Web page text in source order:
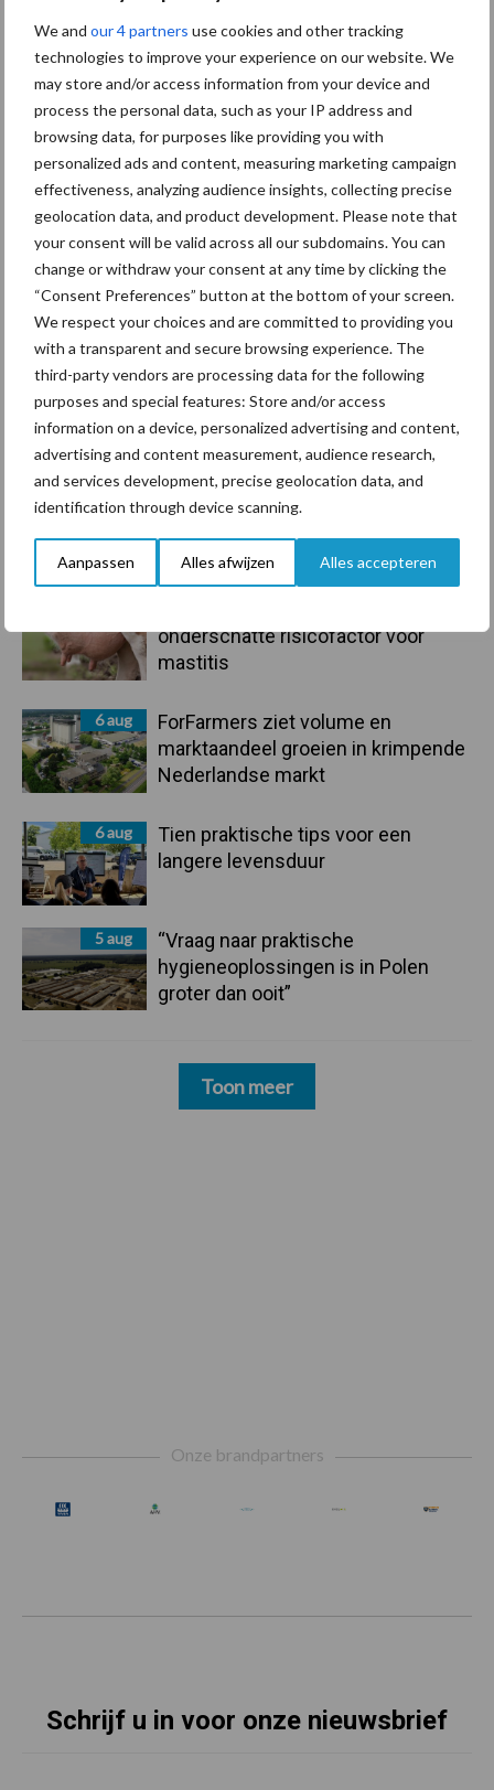
We and our 4 partners use cookies and other tracking
technologies to improve your experience on our website. We
may store and/or access information from your device and
process the personal data, such as your IP address and
browsing data, for purposes like providing you with
personalized ads and content, measuring marketing campaign
effectiveness, analyzing audience insights, collecting precise
geolocation data, and product development. Please note that
your consent will be valid across all our subdomains. You can
change or withdraw your consent at any time by clicking the
“Consent Preferences” button at the bottom of your screen.
We respect your choices and are committed to providing you
with a transparent and secure browsing experience. The
third-party vendors are processing data for the following
purposes and special features: Store and/or access
information on a device, personalized advertising and content,
advertising and content measurement, audience research,
and services development, precise geolocation data, and
identification through device scanning.
Aanpassen Alles afwijzen Alles accepteren
Primaire
Sidebar
Recent nieuws Partner nieuws
Grondstoffenmarkt blijft grillig:
onderschatte risicofactor voor
mastitis
6 aug
ForFarmers ziet volume en
marktaandeel groeien in krimpende
Nederlandse markt
6 aug
Tien praktische tips voor een
langere levensduur
5 aug
“Vraag naar praktische
hygieneoplossingen is in Polen
groter dan ooit”
Toon meer
Diergezondheid Bemesting Fokkerij
Belgisch witblauw Droogstand
Toon meer
Onze brandpartners
Schrijf u in voor onze nieuwsbrief